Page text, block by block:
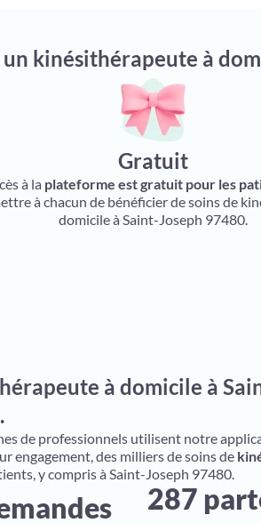
kinésithérapeute à
Gratuit
à la plateforme est gratuit pour les
à chacun de bénéficier de soins de
domicile à Saint-Joseph 97480.
à domicile à
de professionnels utilisent notre
engagement, des milliers de soins de
y compris à Saint-Joseph 97480.
287